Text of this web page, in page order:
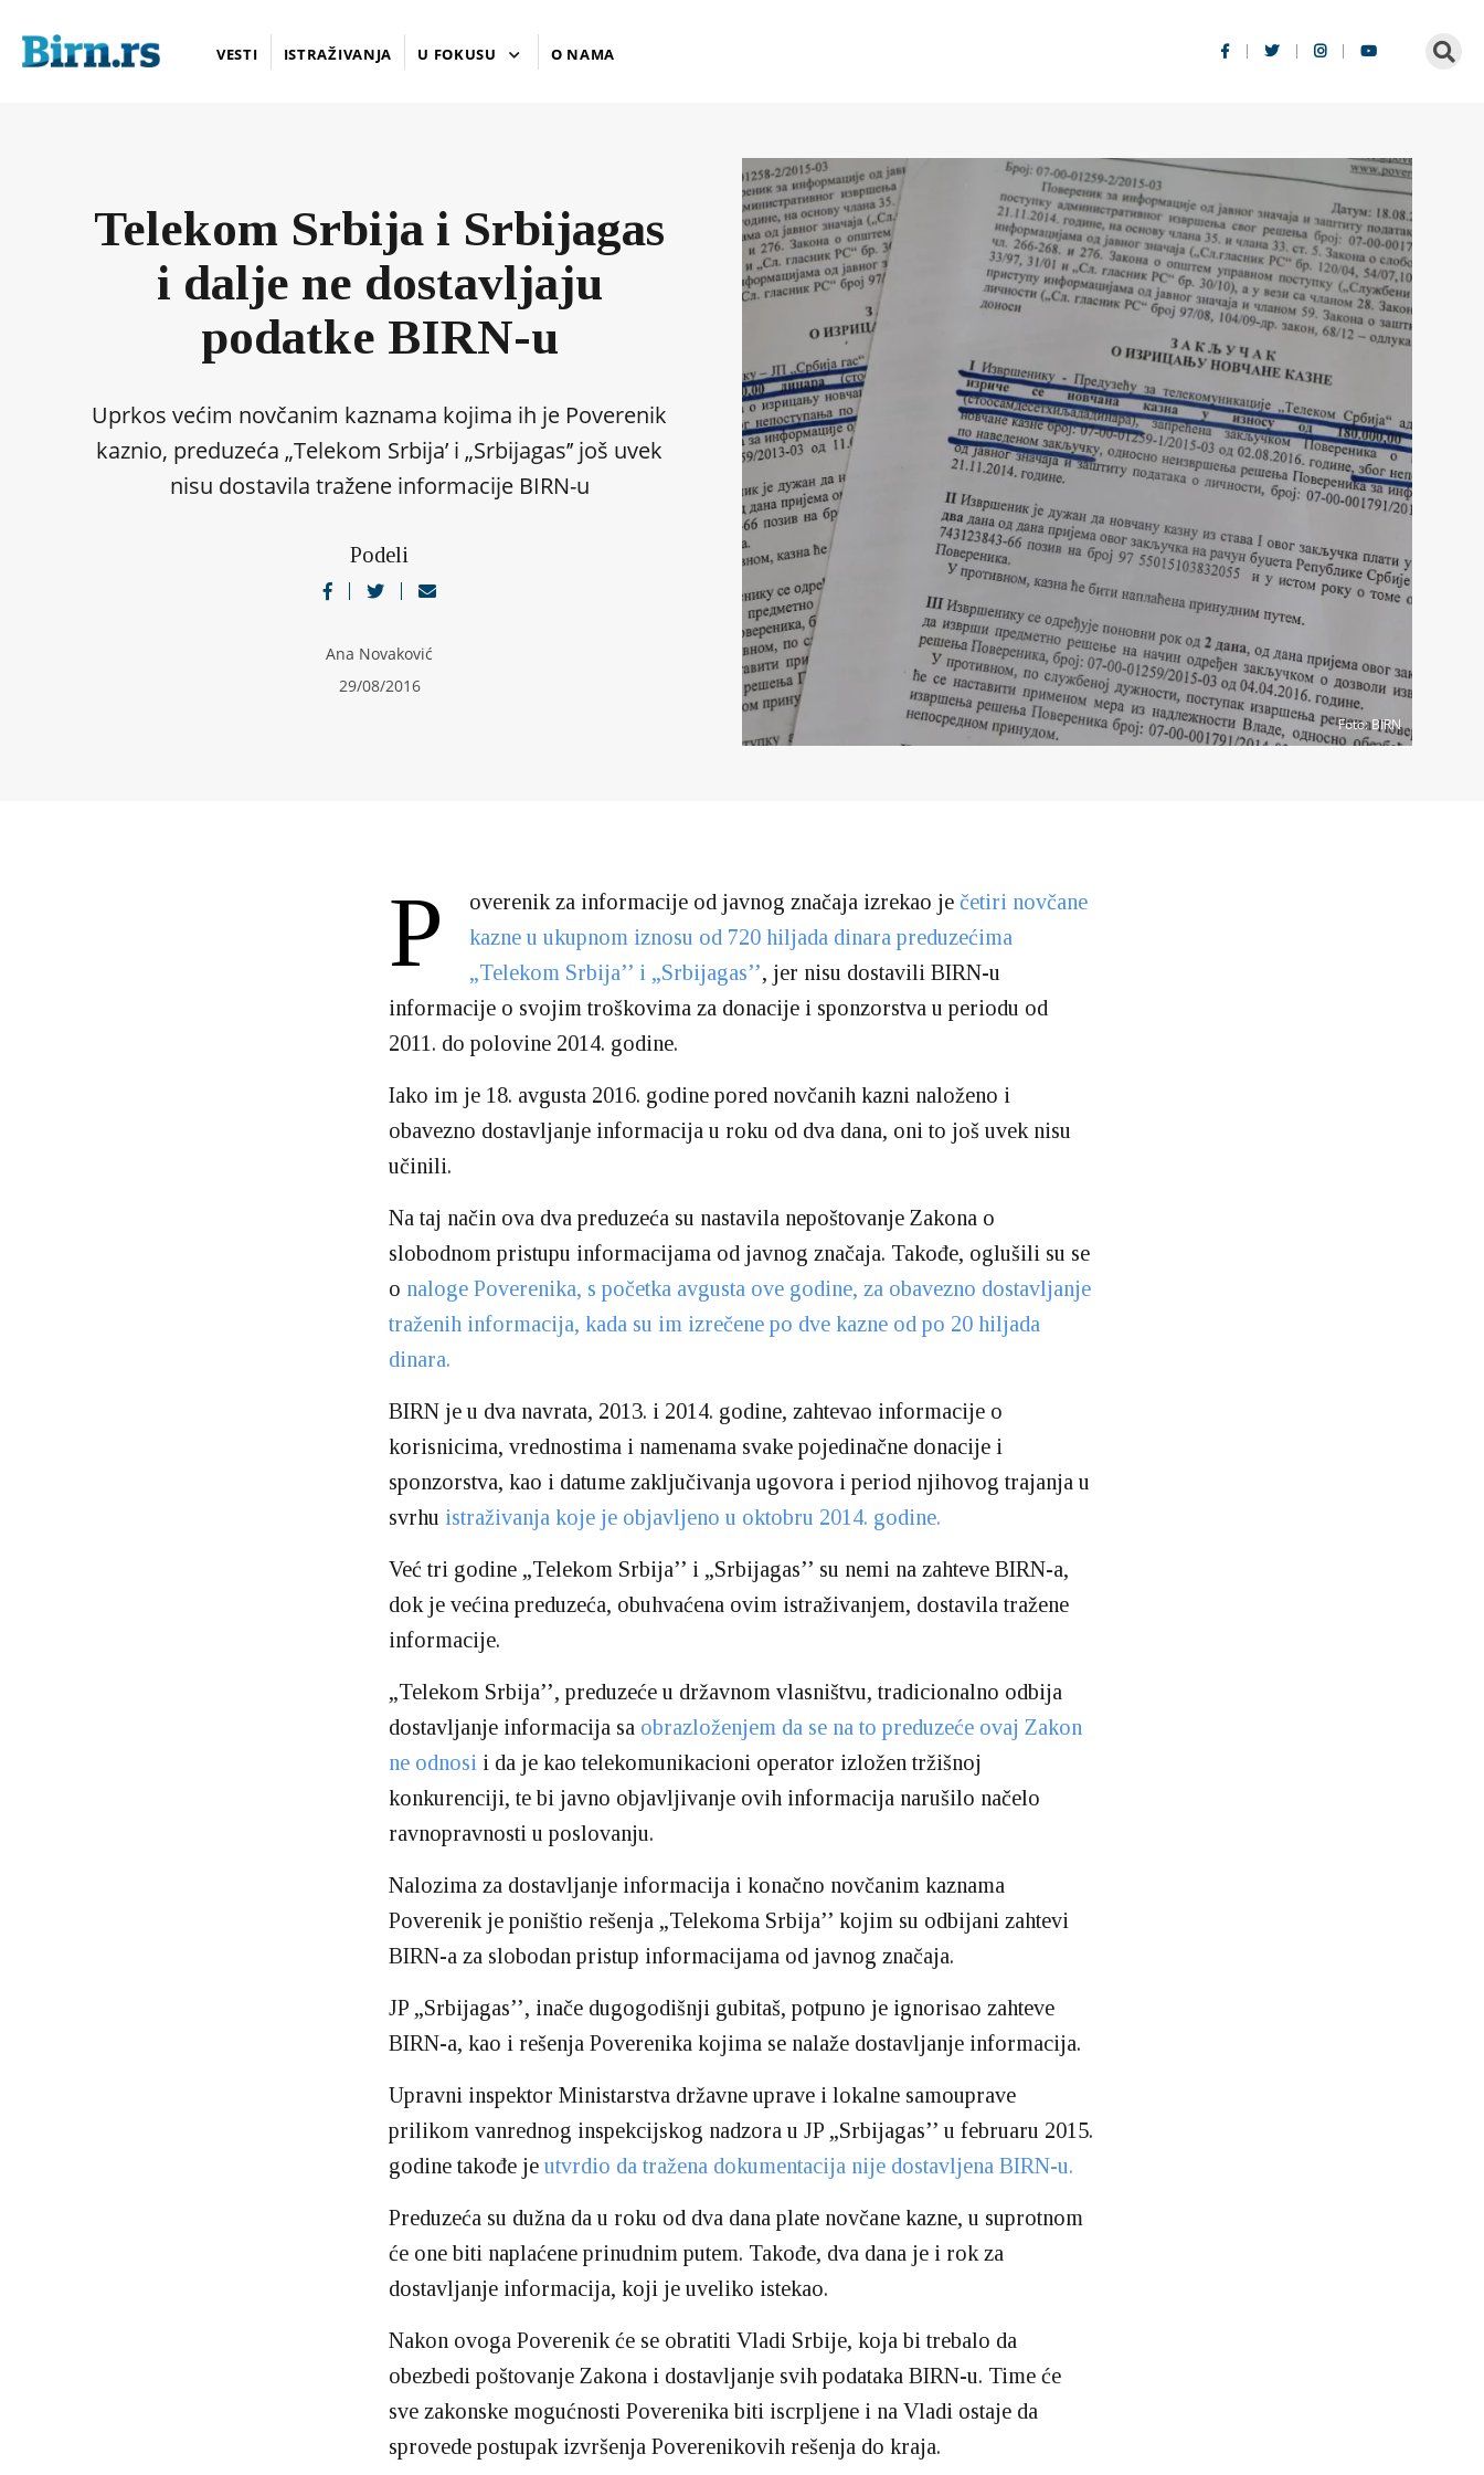
VESTI ISTRAŽIVANJA U FOKUSU O NAMA
Telekom Srbija i Srbijagas
i dalje ne dostavljaju
podatke BIRN-u
Uprkos većim novčanim kaznama kojima ih je Poverenik
kaznio, preduzeća „Telekom Srbija’ i „Srbijagas’’ još uvek
nisu dostavila tražene informacije BIRN-u
Podeli
Ana Novaković
29/08/2016
Foto: BIRN
P overenik za informacije od javnog značaja izrekao je četiri novčane
kazne u ukupnom iznosu od 720 hiljada dinara preduzećima
„Telekom Srbija’’ i „Srbijagas’’, jer nisu dostavili BIRN-u
informacije o svojim troškovima za donacije i sponzorstva u periodu od
2011. do polovine 2014. godine.
Iako im je 18. avgusta 2016. godine pored novčanih kazni naloženo i
obavezno dostavljanje informacija u roku od dva dana, oni to još uvek nisu
učinili.
Na taj način ova dva preduzeća su nastavila nepoštovanje Zakona o
slobodnom pristupu informacijama od javnog značaja. Takođe, oglušili su se
o naloge Poverenika, s početka avgusta ove godine, za obavezno dostavljanje
traženih informacija, kada su im izrečene po dve kazne od po 20 hiljada
dinara.
BIRN je u dva navrata, 2013. i 2014. godine, zahtevao informacije o
korisnicima, vrednostima i namenama svake pojedinačne donacije i
sponzorstva, kao i datume zaključivanja ugovora i period njihovog trajanja u
svrhu istraživanja koje je objavljeno u oktobru 2014. godine.
Već tri godine „Telekom Srbija’’ i „Srbijagas’’ su nemi na zahteve BIRN-a,
dok je većina preduzeća, obuhvaćena ovim istraživanjem, dostavila tražene
informacije.
„Telekom Srbija’’, preduzeće u državnom vlasništvu, tradicionalno odbija
dostavljanje informacija sa obrazloženjem da se na to preduzeće ovaj Zakon
ne odnosi i da je kao telekomunikacioni operator izložen tržišnoj
konkurenciji, te bi javno objavljivanje ovih informacija narušilo načelo
ravnopravnosti u poslovanju.
Nalozima za dostavljanje informacija i konačno novčanim kaznama
Poverenik je poništio rešenja „Telekoma Srbija’’ kojim su odbijani zahtevi
BIRN-a za slobodan pristup informacijama od javnog značaja.
JP „Srbijagas’’, inače dugogodišnji gubitaš, potpuno je ignorisao zahteve
BIRN-a, kao i rešenja Poverenika kojima se nalaže dostavljanje informacija.
Upravni inspektor Ministarstva državne uprave i lokalne samouprave
prilikom vanrednog inspekcijskog nadzora u JP „Srbijagas’’ u februaru 2015.
godine takođe je utvrdio da tražena dokumentacija nije dostavljena BIRN-u.
Preduzeća su dužna da u roku od dva dana plate novčane kazne, u suprotnom
će one biti naplaćene prinudnim putem. Takođe, dva dana je i rok za
dostavljanje informacija, koji je uveliko istekao.
Nakon ovoga Poverenik će se obratiti Vladi Srbije, koja bi trebalo da
obezbedi poštovanje Zakona i dostavljanje svih podataka BIRN-u. Time će
sve zakonske mogućnosti Poverenika biti iscrpljene i na Vladi ostaje da
sprovede postupak izvršenja Poverenikovih rešenja do kraja.